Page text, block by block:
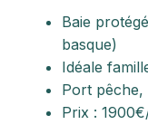
Baie
basque)
Idéale
Port pêche,
Prix :